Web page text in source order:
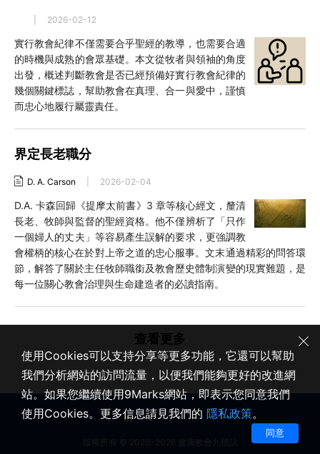
2026-02-12
實行教會紀律不僅需要合乎聖經的教導，也需要合適
的時機與成熟的會眾基礎。本文從牧者與領袖的角度
出發，概述判斷教會是否已經預備好實行教會紀律的
幾個關鍵標誌，幫助教會在真理、合一與愛中，謹慎
而忠心地履行屬靈責任。
界定長老職分
D. A. Carson 2026-02-04
D.A. 卡森回歸《提摩太前書》3 章等核心經文，釐清
長老、牧師與監督的聖經資格。他不僅辨析了「只作
一個婦人的丈夫」等容易產生誤解的要求，更強調教
會權柄的核心在於對上帝之道的忠心服事。文末通過精彩的問答環
節，解答了關於主任牧師職銜及教會歷史體制演變的現實難題，是
每一位關心教會治理與生命建造者的必讀指南。
查看更多
版權所有 © 2020-2026 健康教會九標誌
使用Cookies可以支持分享等更多功能，它還可以幫助
我們分析網站的訪問流量，以便我們能夠更好的改進網
站。如果您繼續使用9Marks網站，即表示您同意我們
使用Cookies。更多信息請見我們的 隱私政策。
同意